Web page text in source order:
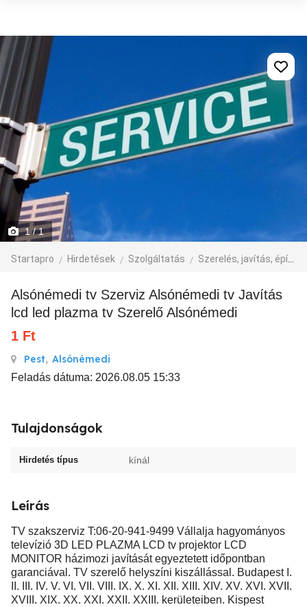
1 / 1
Startapro Hirdetések Szolgáltatás Szerelés, javítás, építkezés
Alsónémedi tv Szerviz Alsónémedi tv Javítás
lcd led plazma tv Szerelő Alsónémedi
1 Ft
Pest, Alsónémedi
Feladás dátuma: 2026.08.05 15:33
Tulajdonságok
Hirdetés típus kínál
Leírás
TV szakszerviz T:06-20-941-9499 Vállalja hagyományos
televízió 3D LED PLAZMA LCD tv projektor LCD
MONITOR házimozi javítását egyeztetett időpontban
garanciával. TV szerelő helyszíni kiszállással. Budapest I.
II. III. IV. V. VI. VII. VIII. IX. X. XI. XII. XIII. XIV. XV. XVI. XVII.
XVIII. XIX. XX. XXI. XXII. XXIII. kerületeiben. Kispest